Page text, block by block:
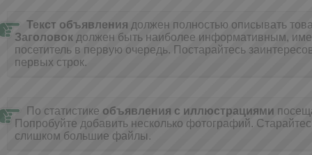
Текст объявления должен полностью описывать
Заголовок должен быть наиболее информативным,
посетитель в первую очередь. Постарайтесь
первых строк.
По статистике объявления с иллюстрациями
Попробуйте добавить несколько фотографий.
слишком большие файлы.